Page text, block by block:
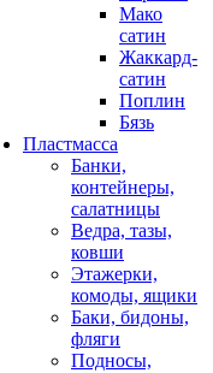
Мако
сатин
Жаккард-
сатин
Поплин
Бязь
Пластмасса
Банки,
контейнеры,
салатницы
Ведра, тазы,
ковши
Этажерки,
комоды, ящики
Баки, бидоны,
фляги
Подносы,